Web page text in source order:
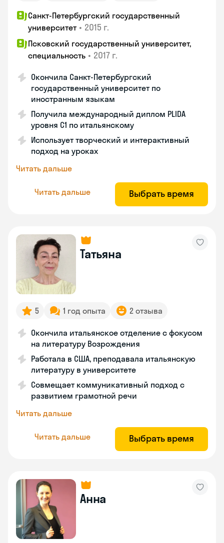
Санкт-Петербургский государственный
университет • 2015 г.
Псковский государственный университет,
специальность • 2017 г.
Окончила Санкт-Петербургский
государственный университет по
иностранным языкам
Получила международный диплом PLIDA
уровня С1 по итальянскому
Использует творческий и интерактивный
подход на уроках
Читать дальше
Читать дальше Выбрать время
Татьяна
5 1 год опыта 2 отзыва
Окончила итальянское отделение с фокусом
на литературу Возрождения
Работала в США, преподавала итальянскую
литературу в университете
Совмещает коммуникативный подход с
развитием грамотной речи
Читать дальше
Читать дальше Выбрать время
Анна